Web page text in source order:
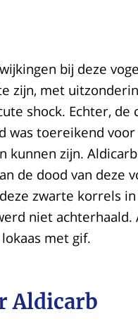
bij deze
zijn, met
shock. Echter,
was toereikend
kunnen zijn.
de dood van deze
zwarte korrels
niet
met gif.
Aldicarb